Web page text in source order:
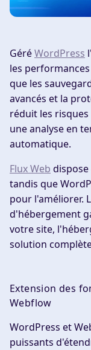
GéréWordPress
les
que les
avancés et la
réduit les
une analyse en
automatique.
Flux Web
tandis que
pour l'améliorer.
d'hébergement
votre site,
solution
Extension des
Webflow
WordPress et
puissants